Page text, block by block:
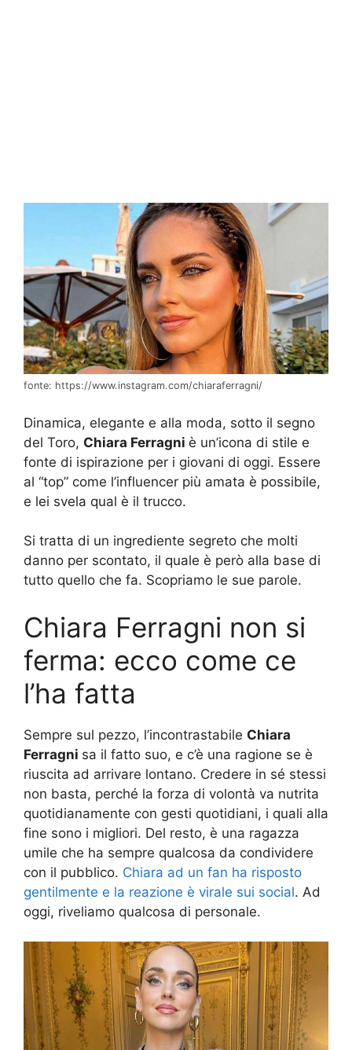
fonte: https://www.instagram.com/chiaraferragni/
Dinamica, elegante e alla moda, sotto il segno
del Toro, Chiara Ferragni è un’icona di stile e
fonte di ispirazione per i giovani di oggi. Essere
al “top” come l’influencer più amata è possibile,
e lei svela qual è il trucco.
Si tratta di un ingrediente segreto che molti
danno per scontato, il quale è però alla base di
tutto quello che fa. Scopriamo le sue parole.
Chiara Ferragni non si
ferma: ecco come ce
l’ha fatta
Sempre sul pezzo, l’incontrastabile Chiara
Ferragni sa il fatto suo, e c’è una ragione se è
riuscita ad arrivare lontano. Credere in sé stessi
non basta, perché la forza di volontà va nutrita
quotidianamente con gesti quotidiani, i quali alla
fine sono i migliori. Del resto, è una ragazza
umile che ha sempre qualcosa da condividere
con il pubblico. Chiara ad un fan ha risposto
gentilmente e la reazione è virale sui social. Ad
oggi, riveliamo qualcosa di personale.